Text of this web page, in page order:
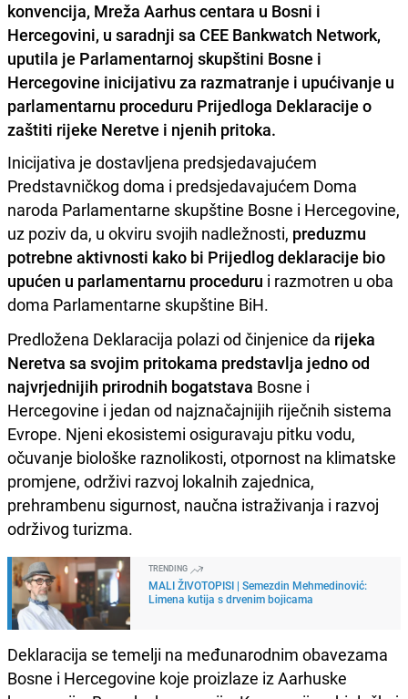
konvencija, Mreža Aarhus centara u Bosni i
Hercegovini, u saradnji sa CEE Bankwatch Network,
uputila je Parlamentarnoj skupštini Bosne i
Hercegovine inicijativu za razmatranje i upućivanje u
parlamentarnu proceduru Prijedloga Deklaracije o
zaštiti rijeke Neretve i njenih pritoka.
Inicijativa je dostavljena predsjedavajućem
Predstavničkog doma i predsjedavajućem Doma
naroda Parlamentarne skupštine Bosne i Hercegovine,
uz poziv da, u okviru svojih nadležnosti, preduzmu
potrebne aktivnosti kako bi Prijedlog deklaracije bio
upućen u parlamentarnu proceduru i razmotren u oba
doma Parlamentarne skupštine BiH.
Predložena Deklaracija polazi od činjenice da rijeka
Neretva sa svojim pritokama predstavlja jedno od
najvrjednijih prirodnih bogatstava Bosne i
Hercegovine i jedan od najznačajnijih riječnih sistema
Evrope. Njeni ekosistemi osiguravaju pitku vodu,
očuvanje biološke raznolikosti, otpornost na klimatske
promjene, održivi razvoj lokalnih zajednica,
prehrambenu sigurnost, naučna istraživanja i razvoj
održivog turizma.
TRENDING
MALI ŽIVOTOPISI | Semezdin Mehmedinović:
Limena kutija s drvenim bojicama
Deklaracija se temelji na međunarodnim obavezama
Bosne i Hercegovine koje proizlaze iz Aarhuske